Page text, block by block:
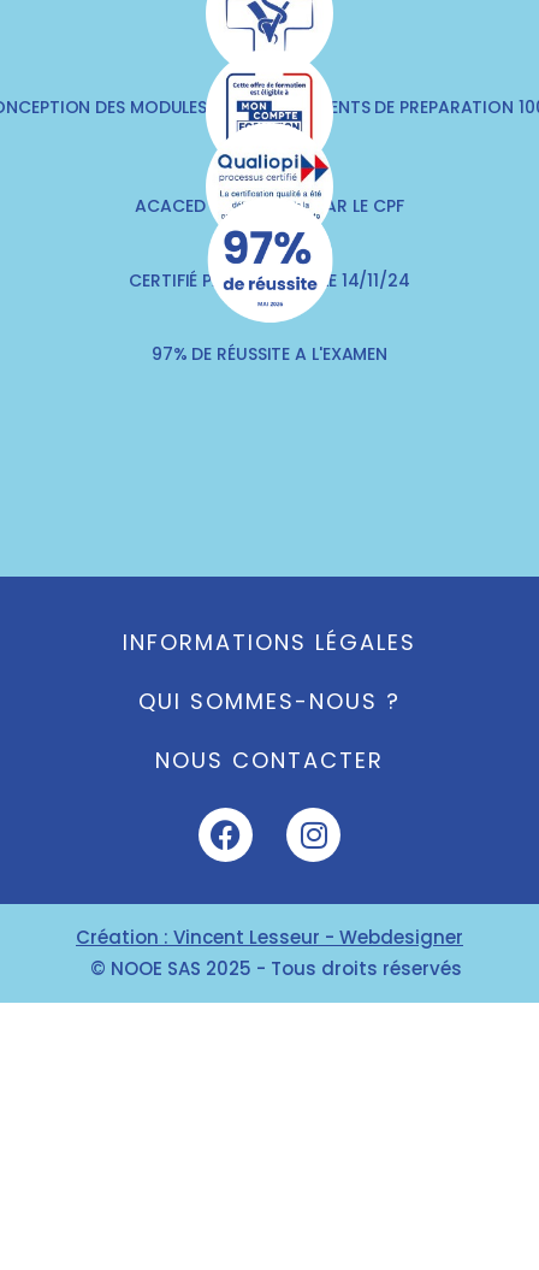
DES MODULES & DES DOCUMENTS DE PREPARATION
VÉTÉRINAIRES
ACACED FINANÇABLE PAR LE CPF
CERTIFIÉ PAR QUALITIA LE 14/11/24
97% DE RÉUSSITE A L'EXAMEN
INFORMATIONS LÉGALES
QUI SOMMES-NOUS ?
NOUS CONTACTER
Création : Vincent Lesseur - Webdesigner
© NOOE SAS 2025 - Tous droits réservés